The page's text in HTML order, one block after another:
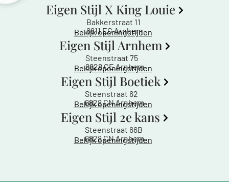
Eigen Stijl X King Louie
Bakkerstraat 11
6811 EG Arnhem
Bekijk openingstijden
Eigen Stijl Arnhem
Steenstraat 75
6828 CE Arnhem
Bekijk openingstijden
Eigen Stijl Boetiek
Steenstraat 62
6828 CN Arnhem
Bekijk openingstijden
Eigen Stijl 2e kans
Steenstraat 66B
6828 CN Arnhem
Bekijk openingstijden